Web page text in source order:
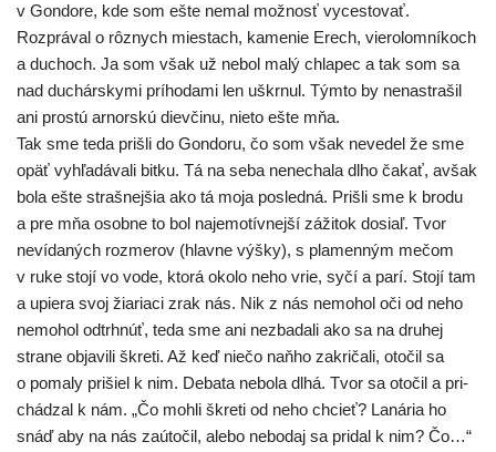
v Gondore, kde som ešte nemal mož­nosť vyces­to­vať.
Rozprával o rôz­nych mies­tach, kame­nie Erech, vie­ro­lom­ní­koch
a duchoch. Ja som však už nebol malý chla­pec a tak som sa
nad duchár­sky­mi prí­ho­da­mi len uškr­nul. Týmto by nena­stra­šil
ani pros­tú arnor­skú diev­či­nu, nie­to ešte mňa.
Tak sme teda priš­li do Gondoru, čo som však neve­del že sme
opäť vyhľa­dá­va­li bit­ku. Tá na seba nene­cha­la dlho čakať, avšak
bola ešte straš­nej­šia ako tá moja posled­ná. Prišli sme k bro­du
a pre mňa osob­ne to bol naje­mo­tív­nej­ší záži­tok dosiaľ. Tvor
neví­da­ných roz­me­rov (hlav­ne výš­ky), s pla­men­ným mečom
v ruke sto­jí vo vode, kto­rá oko­lo neho vrie, syčí a parí. Stojí tam
a upie­ra svoj žia­ria­ci zrak nás. Nik z nás nemo­hol oči od neho
nemo­hol odtr­hnúť, teda sme ani nez­ba­da­li ako sa na dru­hej
stra­ne obja­vi­li škre­ti. Až keď nie­čo naň­ho zakri­ča­li, oto­čil sa
o poma­ly pri­šiel k nim. Debata nebo­la dlhá. Tvor sa oto­čil a pri­
chá­dzal k nám. „Čo moh­li škre­ti od neho chcieť? Lanária ho
snáď aby na nás zaú­to­čil, ale­bo nebo­daj sa pri­dal k nim? Čo…“